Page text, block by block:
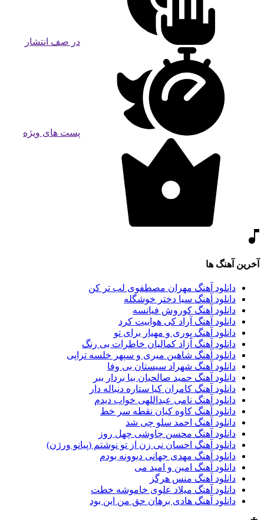
در صف انتشار
پست های ویژه
آخرین آهنگ ها
دانلود آهنگ مهران مصطفوی لب تر کن
دانلود آهنگ سیا دختر خوشگله
دانلود آهنگ کوروش فیانسه
دانلود آهنگ آراد کی هواییت کرد
دانلود آهنگ پوری و مهیار برای تو
دانلود آهنگ آزاد کمالیان خاطرات بی رنگ
دانلود آهنگ شاهین میری و سپهر خلسه تراپی
دانلود آهنگ شهراد سیستان بی وفا
دانلود آهنگ حمید صالحیان بیا بردار ببر
دانلود آهنگ کامران کیا ستاره دنباله دار
دانلود آهنگ نامی عبداللهی خواب دیدم
دانلود آهنگ کاوه کیان نقطه سر خط
دانلود آهنگ احمد سلو چی شد
دانلود آهنگ محسن چاوشی چهل روز
دانلود آهنگ احسان نی زن از تو نوشتم (پیانو ورژن)
دانلود آهنگ مهدی جهانی دیوونه بودم
دانلود آهنگ امین و امید می
دانلود آهنگ منس هرگز
دانلود آهنگ میلاد علوی خاموشه خطت
دانلود آهنگ هادی برهان حق من این بود